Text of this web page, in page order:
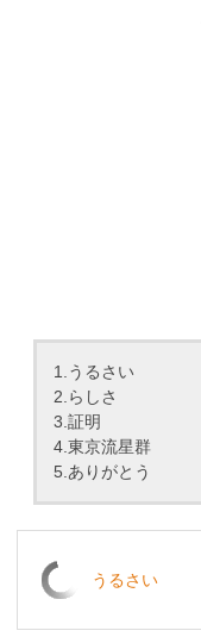
1.うるさい
2.らしさ
3.証明
4.東京流星群
5.ありがとう
うるさい